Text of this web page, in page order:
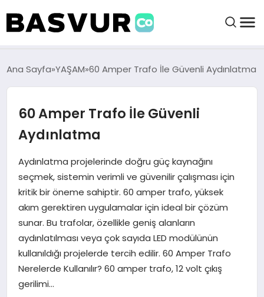
BAŞVURULAR
HABERLER
İŞ FIKIRLERI
KRIPTO HABER
Ana Sayfa YAŞAM 60 Amper Trafo İle Güvenli Aydınlatma
60 Amper Trafo İle Güvenli
Aydınlatma
Aydınlatma projelerinde doğru güç kaynağını
seçmek, sistemin verimli ve güvenilir çalışması için
kritik bir öneme sahiptir. 60 amper trafo, yüksek
akım gerektiren uygulamalar için ideal bir çözüm
sunar. Bu trafolar, özellikle geniş alanların
aydınlatılması veya çok sayıda LED modülünün
kullanıldığı projelerde tercih edilir. 60 Amper Trafo
Nerelerde Kullanılır? 60 amper trafo, 12 volt çıkış
gerilimi…